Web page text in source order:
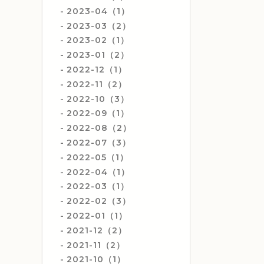
2023-04（1）
2023-03（2）
2023-02（1）
2023-01（2）
2022-12（1）
2022-11（2）
2022-10（3）
2022-09（1）
2022-08（2）
2022-07（3）
2022-05（1）
2022-04（1）
2022-03（1）
2022-02（3）
2022-01（1）
2021-12（2）
2021-11（2）
2021-10（1）